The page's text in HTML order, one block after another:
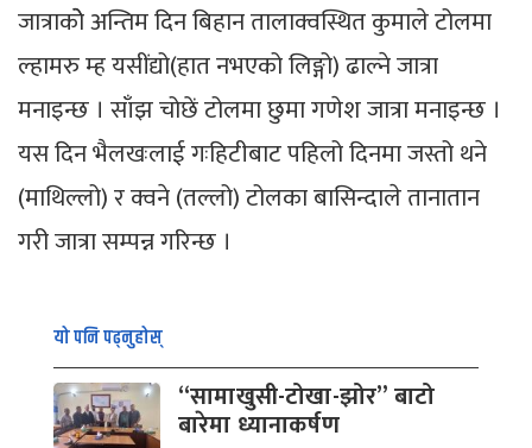
जात्राकोे अन्तिम दिन बिहान तालाक्वस्थित कुमाले टोलमा
ल्हामरु म्ह यसींद्यो(हात नभएको लिङ्गो) ढाल्ने जात्रा
मनाइन्छ । साँझ चोछें टोलमा छुमा गणेश जात्रा मनाइन्छ ।
यस दिन भैलखःलाई गःहिटीबाट पहिलो दिनमा जस्तो थने
(माथिल्लो) र क्वने (तल्लो) टोलका बासिन्दाले तानातान
गरी जात्रा सम्पन्न गरिन्छ ।
यो पनि पढ्नुहोस्
“सामाखुसी-टोखा-झोर” बाटो
बारेमा ध्यानाकर्षण